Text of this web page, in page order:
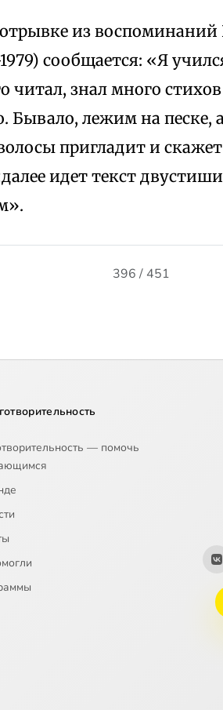
из воспоминаний
сообщается: «Я
читал, знал много
Бывало, лежим на песке,
пригладит и
идет текст
396 / 451
— помочь